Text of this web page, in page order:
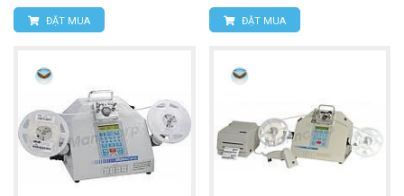
ĐẶT MUA ĐẶT MUA